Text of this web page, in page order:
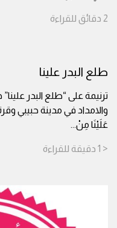
2 دقائق للقراءة
طلع البدر علينا
ترنيمة على “طلع البدر
والامداد في مدينة حبيبي
عَلَيْنَا مِنْ...
< 1 دقيقة للقراءة